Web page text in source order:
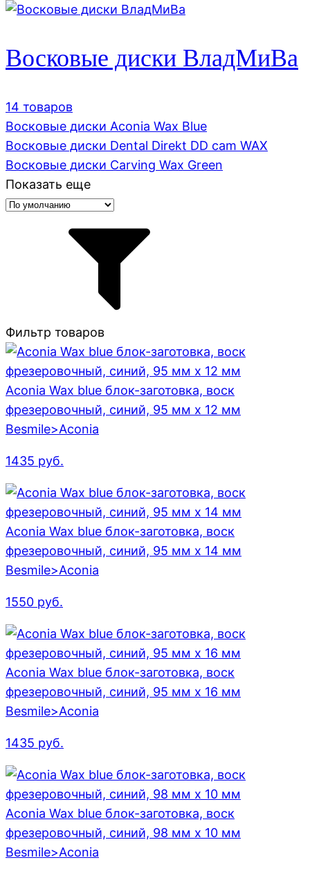
Восковые диски ВладМиВа
14 товаров
Восковые диски Aconia Wax Blue
Восковые диски Dental Direkt DD cam WAX
Восковые диски Carving Wax Green
Показать еще
Фильтр товаров
Aconia Wax blue блок-заготовка, воск
фрезеровочный, синий, 95 мм x 12 мм
Besmile>Aconia
1435 руб.
Aconia Wax blue блок-заготовка, воск
фрезеровочный, синий, 95 мм x 14 мм
Besmile>Aconia
1550 руб.
Aconia Wax blue блок-заготовка, воск
фрезеровочный, синий, 95 мм x 16 мм
Besmile>Aconia
1435 руб.
Aconia Wax blue блок-заготовка, воск
фрезеровочный, синий, 98 мм x 10 мм
Besmile>Aconia